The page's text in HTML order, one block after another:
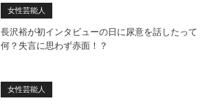
女性芸能人
長沢裕が初インタビューの日に尿意を話したって
何？失言に思わず赤面！？
女性芸能人